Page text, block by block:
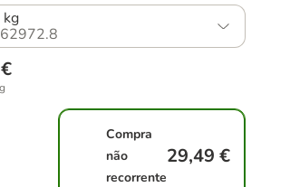
kg
Compra
não
recorrente
29,49 €